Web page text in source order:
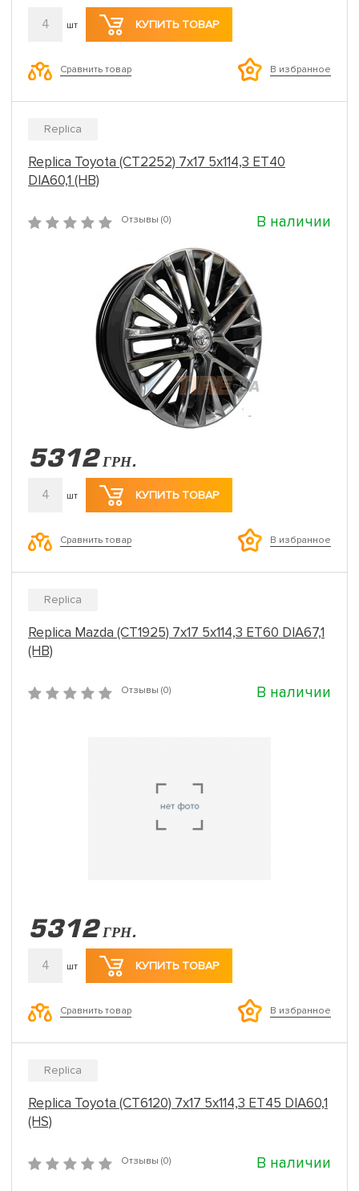
4 шт КУПИТЬ ТОВАР
Сравнить товар В избранное
Replica
Replica Toyota (CT2252) 7x17 5x114,3 ET40
DIA60,1 (HB)
Отзывы (0) В наличии
5312 ГРН.
4 шт КУПИТЬ ТОВАР
Сравнить товар В избранное
Replica
Replica Mazda (CT1925) 7x17 5x114,3 ET60 DIA67,1
(HB)
Отзывы (0) В наличии
5312 ГРН.
4 шт КУПИТЬ ТОВАР
Сравнить товар В избранное
Replica
Replica Toyota (CT6120) 7x17 5x114,3 ET45 DIA60,1
(HS)
Отзывы (0) В наличии